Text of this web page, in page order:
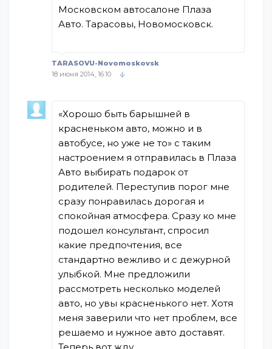
Московском автосалоне Плаза
Авто. Тарасовы, Новомосковск.
TARASOVU-Novomoskovsk
18 июня 2014, 16:10
«Хорошо быть барышней в
красненьком авто, можно и в
автобусе, но уже не то» с таким
настроением я отправилась в Плаза
Авто выбирать подарок от
родителей. Переступив порог мне
сразу понравилась дорогая и
спокойная атмосфера. Сразу ко мне
подошел консультант, спросил
какие предпочтения, все
стандартно вежливо и с дежурной
улыбкой. Мне предложили
рассмотреть несколько моделей
авто, но увы красненького нет. Хотя
меня заверили что нет проблем, все
решаемо и нужное авто доставят.
Теперь вот жду.